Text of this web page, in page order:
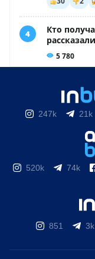
247k 21k
520k 74k
851 3k